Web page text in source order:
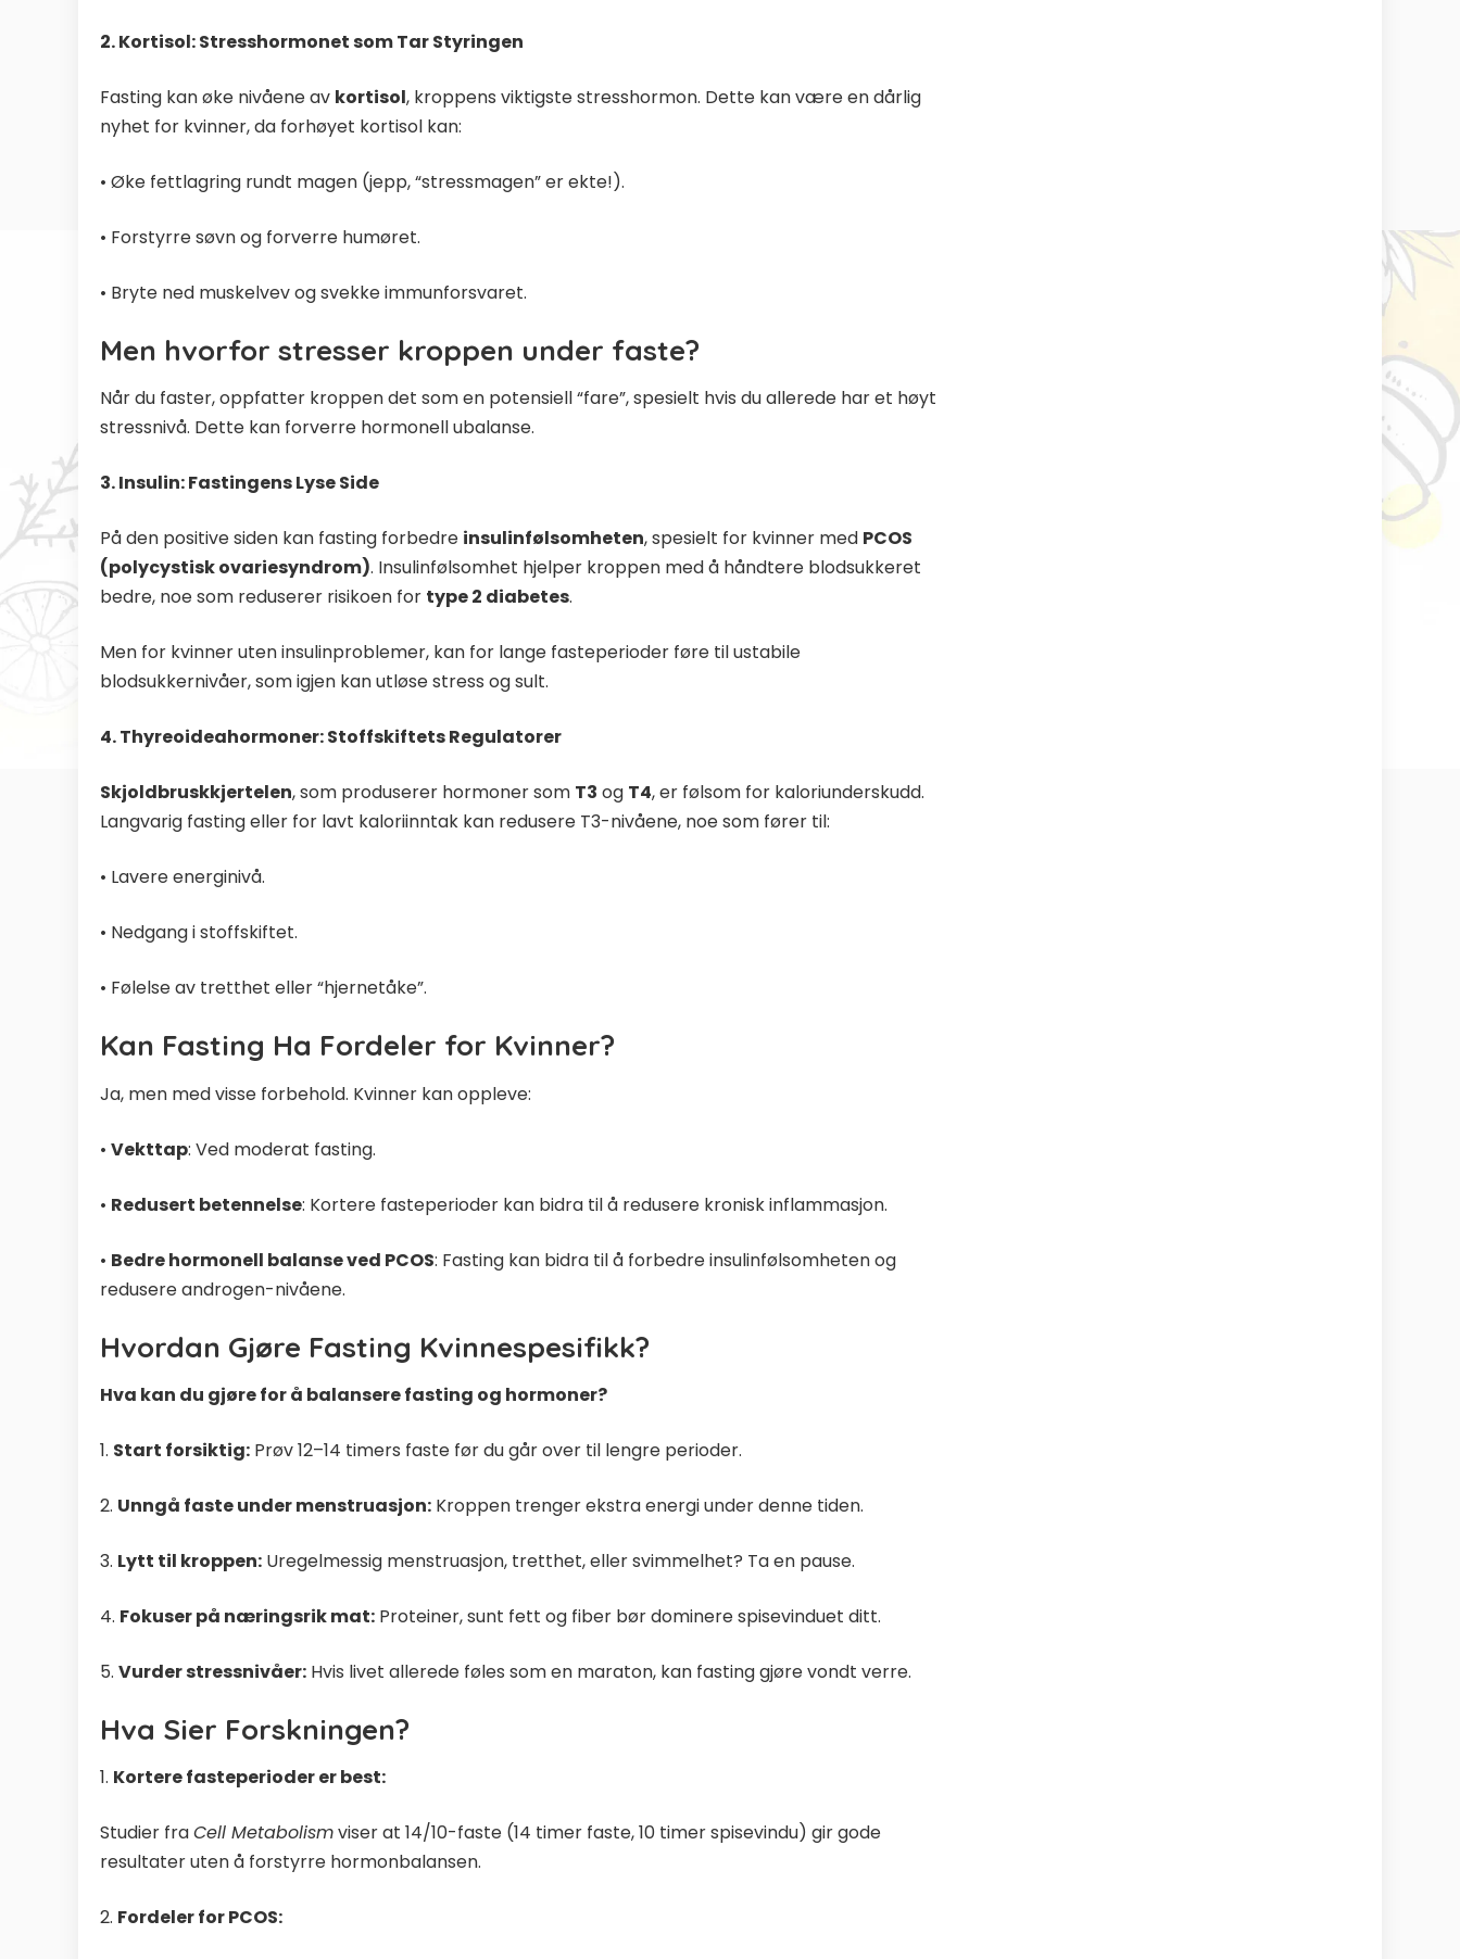
2. Kortisol: Stresshormonet som Tar Styringen
Fasting kan øke nivåene av kortisol, kroppens viktigste stresshormon. Dette kan være en dårlig
nyhet for kvinner, da forhøyet kortisol kan:
• Øke fettlagring rundt magen (jepp, “stressmagen” er ekte!).
• Forstyrre søvn og forverre humøret.
• Bryte ned muskelvev og svekke immunforsvaret.
Men hvorfor stresser kroppen under faste?
Når du faster, oppfatter kroppen det som en potensiell “fare”, spesielt hvis du allerede har et høyt
stressnivå. Dette kan forverre hormonell ubalanse.
3. Insulin: Fastingens Lyse Side
På den positive siden kan fasting forbedre insulinfølsomheten, spesielt for kvinner med PCOS
(polycystisk ovariesyndrom). Insulinfølsomhet hjelper kroppen med å håndtere blodsukkeret
bedre, noe som reduserer risikoen for type 2 diabetes.
Men for kvinner uten insulinproblemer, kan for lange fasteperioder føre til ustabile
blodsukkernivåer, som igjen kan utløse stress og sult.
4. Thyreoideahormoner: Stoffskiftets Regulatorer
Skjoldbruskkjertelen, som produserer hormoner som T3 og T4, er følsom for kaloriunderskudd.
Langvarig fasting eller for lavt kaloriinntak kan redusere T3-nivåene, noe som fører til:
• Lavere energinivå.
• Nedgang i stoffskiftet.
• Følelse av tretthet eller “hjernetåke”.
Kan Fasting Ha Fordeler for Kvinner?
Ja, men med visse forbehold. Kvinner kan oppleve:
• Vekttap: Ved moderat fasting.
• Redusert betennelse: Kortere fasteperioder kan bidra til å redusere kronisk inflammasjon.
• Bedre hormonell balanse ved PCOS: Fasting kan bidra til å forbedre insulinfølsomheten og
redusere androgen-nivåene.
Hvordan Gjøre Fasting Kvinnespesifikk?
Hva kan du gjøre for å balansere fasting og hormoner?
1. Start forsiktig: Prøv 12–14 timers faste før du går over til lengre perioder.
2. Unngå faste under menstruasjon: Kroppen trenger ekstra energi under denne tiden.
3. Lytt til kroppen: Uregelmessig menstruasjon, tretthet, eller svimmelhet? Ta en pause.
4. Fokuser på næringsrik mat: Proteiner, sunt fett og fiber bør dominere spisevinduet ditt.
5. Vurder stressnivåer: Hvis livet allerede føles som en maraton, kan fasting gjøre vondt verre.
Hva Sier Forskningen?
1. Kortere fasteperioder er best:
Studier fraCell Metabolismviser at 14/10-faste (14 timer faste, 10 timer spisevindu) gir gode
resultater uten å forstyrre hormonbalansen.
2. Fordeler for PCOS: